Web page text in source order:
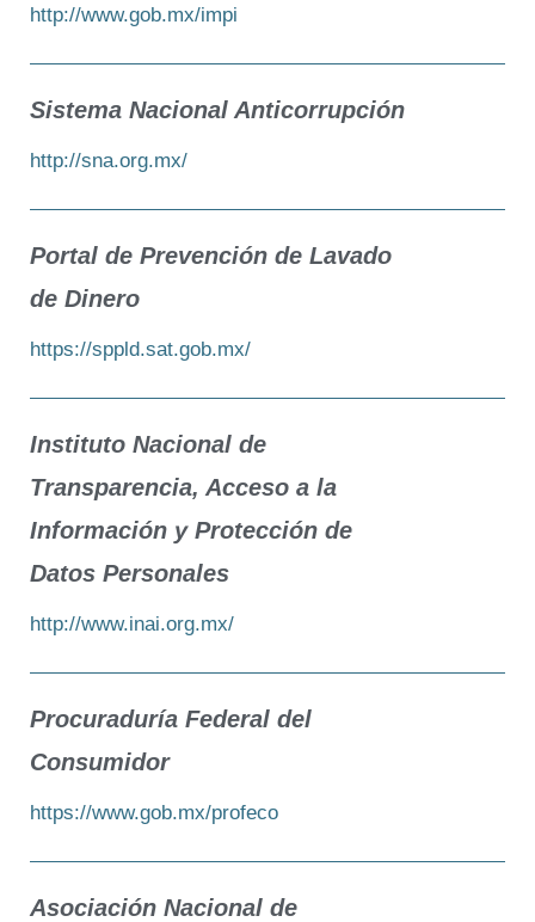
http://www.gob.mx/impi
Sistema Nacional Anticorrupción
http://sna.org.mx/
Portal de Prevención de Lavado
de Dinero
https://sppld.sat.gob.mx/
Instituto Nacional de
Transparencia, Acceso a la
Información y Protección de
Datos Personales
http://www.inai.org.mx/
Procuraduría Federal del
Consumidor
https://www.gob.mx/profeco
Asociación Nacional de